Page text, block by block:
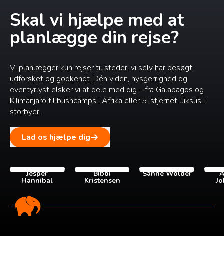
Skal vi hjælpe med at
planlægge din rejse?
Vi planlægger kun rejser til steder, vi selv har besøgt,
udforsket og godkendt. Dén viden, nysgerrighed og
eventyrlyst elsker vi at dele med dig – fra Galapagos og
Kilimanjaro til bushcamps i Afrika eller 5-stjernet luksus i
storbyer.
Lad os hjælpe dig
Jesper
Hannibal
Bibbi
Kristensen
Sanne Wolder